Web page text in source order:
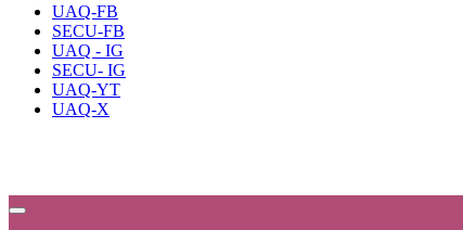
UAQ-FB
SECU-FB
UAQ - IG
SECU- IG
UAQ-YT
UAQ-X